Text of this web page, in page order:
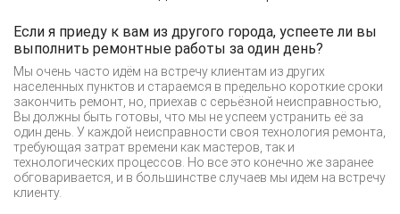
Если я приеду к вам из другого города, успеете ли вы
выполнить ремонтные работы за один день?
Мы очень часто идём на встречу клиентам из других
населенных пунктов и стараемся в предельно короткие сроки
закончить ремонт, но, приехав с серьёзной неисправностью,
Вы должны быть готовы, что мы не успеем устранить её за
один день. У каждой неисправности своя технология ремонта,
требующая затрат времени как мастеров, так и
технологических процессов. Но все это конечно же заранее
обговаривается, и в большинстве случаев мы идем на встречу
клиенту.